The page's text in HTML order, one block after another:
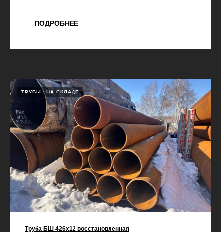
ПОДРОБНЕЕ
ТРУБЫ НА СКЛАДЕ
Труба БШ 426х12 восстановленная